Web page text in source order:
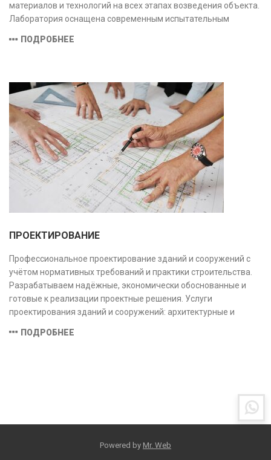
материалов и технологий на всех этапах возведения объекта.
Лаборатория оснащена современным испытательным
соответствующими заявленной области аккредитации.
ПОДРОБНЕЕ
ПРОЕКТИРОВАНИЕ
Профессиональное проектирование зданий и сооружений с
учётом нормативных требований и практики строительства.
Разрабатываем надёжные, экономически обоснованные и
готовые к реализации проектные решения. Услуги
проектирования зданий и сооружений: архитектурные и
сметная документация. Полный цикл работ с учётом норм и
ПОДРОБНЕЕ
Powered by Mr. Web